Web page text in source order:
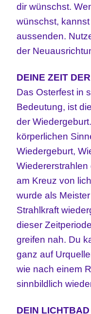
dir wünschst.
wünschst,
aussenden.
der
DEINE ZEIT
Das Osterfest in
Bedeutung, ist
der
körperlichen
Wiedergeburt,
am Kreuz von
wurde als
Strahlkraft
dieser
greifen nah. Du
ganz auf
wie nach einem
sinnbildlich
DEIN LICHTBAD